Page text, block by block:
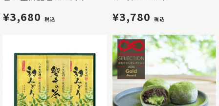
¥3,680 税込 ¥3,780 税込